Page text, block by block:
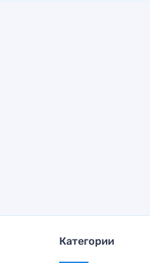
Категории